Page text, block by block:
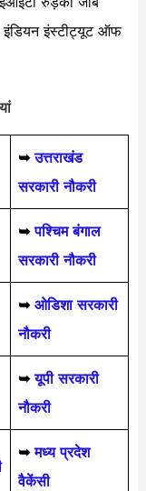
इंडियन इंस्टीट्यूट ऑफ
➥ उत्तराखंड
सरकारी नौकरी
➥ पश्चिम बंगाल
सरकारी नौकरी
➥ ओडिशा सरकारी
नौकरी
➥ यूपी सरकारी
नौकरी
➥ मध्य प्रदेश
वैकेंसी